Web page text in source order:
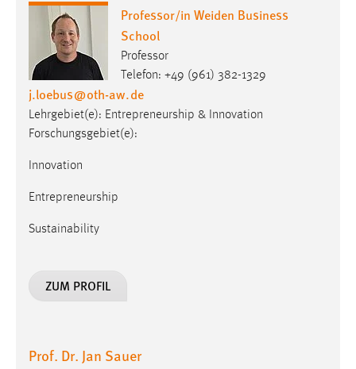
Professor/in Weiden Business
School
Professor
Telefon: +49 (961) 382-1329
j.loebus@oth-aw.de
Lehrgebiet(e): Entrepreneurship & Innovation
Forschungsgebiet(e):
Innovation
Entrepreneurship
Sustainability
ZUM PROFIL
Prof. Dr. Jan Sauer